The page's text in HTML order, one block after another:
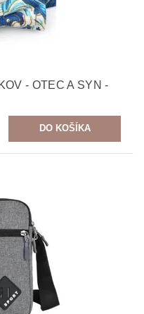
- OTEC A SYN -